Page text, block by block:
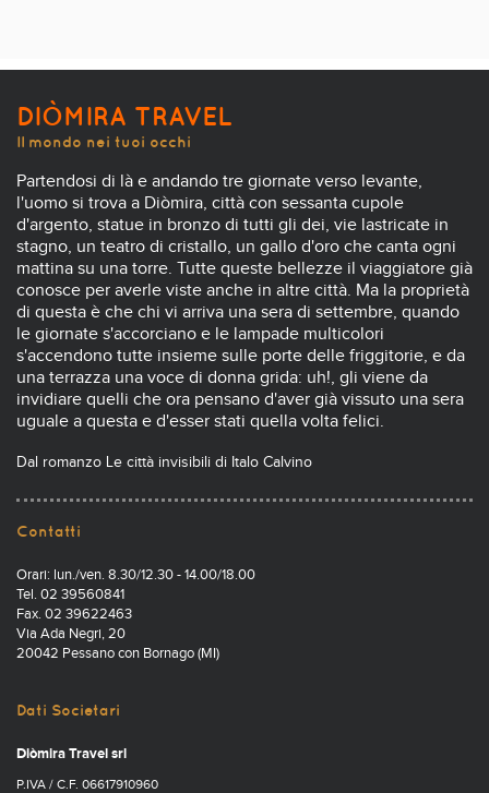
DIÒMIRA TRAVEL
Il mondo nei tuoi occhi
Partendosi di là e andando tre giornate verso levante,
l'uomo si trova a Diòmira, città con sessanta cupole
d'argento, statue in bronzo di tutti gli dei, vie lastricate in
stagno, un teatro di cristallo, un gallo d'oro che canta ogni
mattina su una torre. Tutte queste bellezze il viaggiatore già
conosce per averle viste anche in altre città. Ma la proprietà
di questa è che chi vi arriva una sera di settembre, quando
le giornate s'accorciano e le lampade multicolori
s'accendono tutte insieme sulle porte delle friggitorie, e da
una terrazza una voce di donna grida: uh!, gli viene da
invidiare quelli che ora pensano d'aver già vissuto una sera
uguale a questa e d'esser stati quella volta felici.
Dal romanzo Le città invisibili di Italo Calvino
Contatti
Orari: lun./ven. 8.30/12.30 - 14.00/18.00
Tel. 02 39560841
Fax. 02 39622463
Via Ada Negri, 20
20042 Pessano con Bornago (MI)
Dati Societari
Diòmira Travel srl
P.IVA / C.F. 06617910960